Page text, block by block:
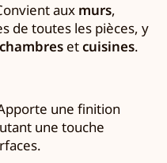
aux murs,
de toutes les pièces, y
chambresetcuisines.
une finition
une touche